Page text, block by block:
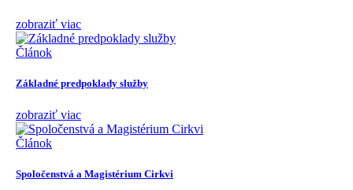
zobraziť viac
Článok
Základné predpoklady služby
zobraziť viac
Článok
Spoločenstvá a Magistérium Cirkvi